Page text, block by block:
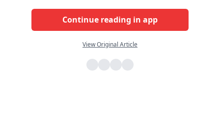
Continue reading in app
View Original Article